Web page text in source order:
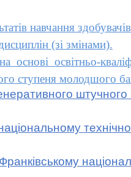
навчання
(зі змінами).
освітньо-
ступеня молодшого
штучного